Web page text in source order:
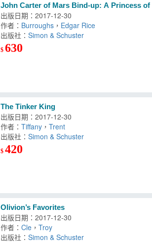
John Carter of Mars Bind-up: A Princess
出版日期：2017-12-30
作者： Burroughs ， Edgar Rice
出版社：Simon & Schuster
$630
The Tinker King
出版日期：2017-12-30
作者：Tiffany ，Trent
出版社：Simon & Schuster
$420
Olivion’s Favorites
出版日期：2017-12-30
作者：Cle ，Troy
出版社：Simon & Schuster